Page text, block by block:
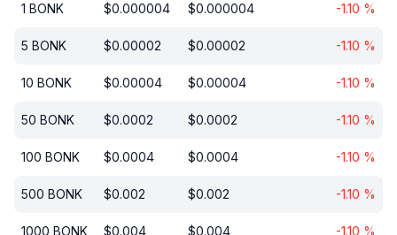
1 BONK $0.000004 $0.000004 -1.10 %
5 BONK $0.00002 $0.00002 -1.10 %
10 BONK $0.00004 $0.00004 -1.10 %
50 BONK $0.0002 $0.0002 -1.10 %
100 BONK $0.0004 $0.0004 -1.10 %
500 BONK $0.002 $0.002 -1.10 %
1000 BONK $0.004 $0.004 -1.10 %